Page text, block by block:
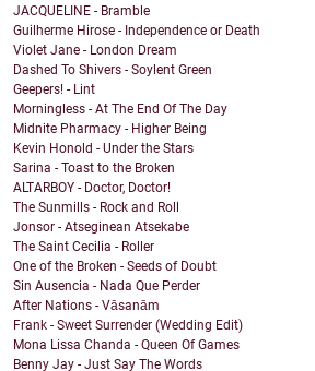
JACQUELINE - Bramble
Guilherme Hirose - Independence or Death
Violet Jane - London Dream
Dashed To Shivers - Soylent Green
Geepers! - Lint
Morningless - At The End Of The Day
Midnite Pharmacy - Higher Being
Kevin Honold - Under the Stars
Sarina - Toast to the Broken
ALTARBOY - Doctor, Doctor!
The Sunmills - Rock and Roll
Jonsor - Atseginean Atsekabe
The Saint Cecilia - Roller
One of the Broken - Seeds of Doubt
Sin Ausencia - Nada Que Perder
After Nations - Vāsanām
Frank - Sweet Surrender (Wedding Edit)
Mona Lissa Chanda - Queen Of Games
Benny Jay - Just Say The Words